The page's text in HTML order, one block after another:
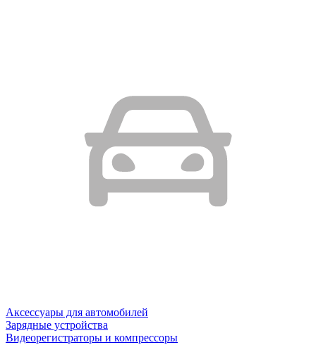
Аксессуары для автомобилей
Зарядные устройства
Видеорегистраторы и компрессоры